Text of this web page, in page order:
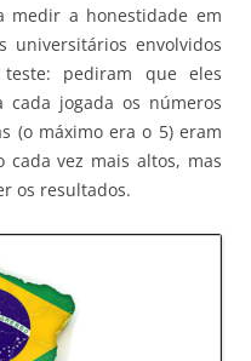
medir a honestidade em
universitários envolvidos
pediram que eles
cada jogada os números
(o máximo era o 5) eram
vez mais altos, mas
os resultados.